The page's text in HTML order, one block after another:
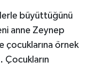
büyüttüğünü
anne Zeynep
örnek
Çocukların